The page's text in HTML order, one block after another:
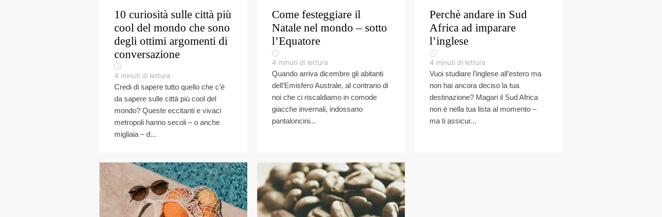
10 curiosità sulle città più
cool del mondo che sono
degli ottimi argomenti di
conversazione
4 minuti di lettura
Credi di sapere tutto quello che c’è
da sapere sulle città più cool del
mondo? Queste eccitanti e vivaci
metropoli hanno secoli – o anche
migliaia – d...
Come festeggiare il
Natale nel mondo – sotto
l’Equatore
4 minuti di lettura
Quando arriva dicembre gli abitanti
dell’Emisfero Australe, al contrario di
noi che ci riscaldiamo in comode
giacche invernali, indossano
pantaloncini...
Perchè andare in Sud
Africa ad imparare
l’inglese
4 minuti di lettura
Vuoi studiare l’inglese all’estero ma
non hai ancora deciso la tua
destinazione? Magari il Sud Africa
non è nella tua lista al momento –
ma ti assicur...